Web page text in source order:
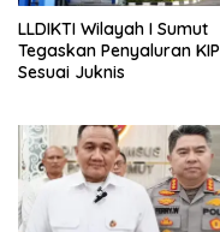
LLDIKTI Wilayah I Sumut
Tegaskan Penyaluran KIP
Sesuai Juknis